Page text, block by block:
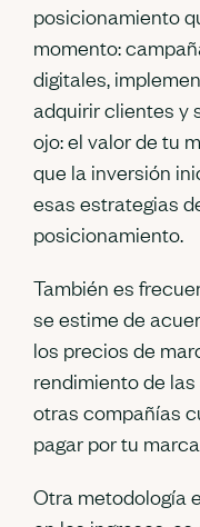
posicionamiento
momento:
digitales,
adquirir clientes y
ojo: el valor de tu
que la inversión
esas estrategias
posicionamiento.
También es
se estime de
los precios de
rendimiento de
otras compañías
pagar por tu
Otra metodología